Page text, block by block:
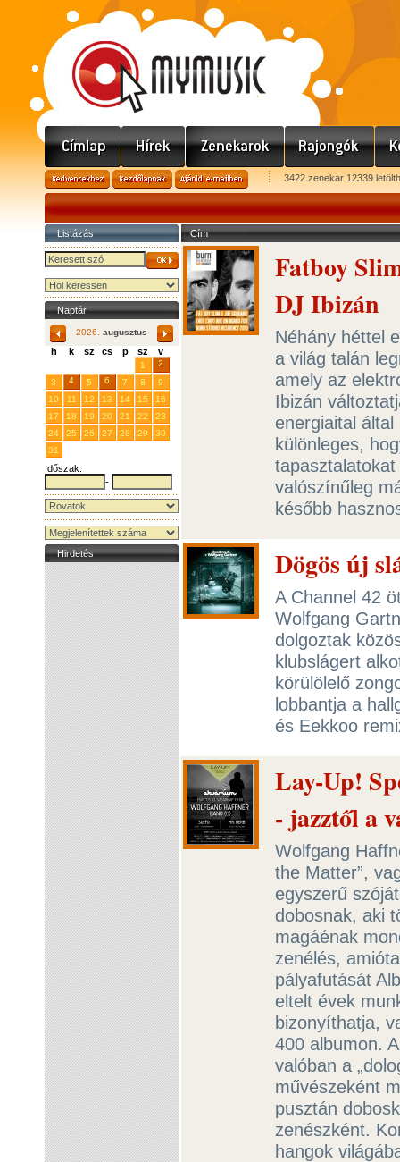
3422 zenekar 12339
Listázás
Naptár
2026. augusztus
h k sz cs p sz v
1
2
3
4 5 6 7 8
9
10
11 12 13 14 15
16
17
18 19 20 21 22
23
24
25 26 27 28 29
30
31
Időszak:
-
Hirdetés
Cím
Fatboy
DJ Ibizán
Néhány héttel
a világ talán
amely az
Ibizán
energiaital
különleges,
valószínűleg
később
Dögös új
A Channel 42
Wolfgang
dolgoztak
klubslágert
körülölelő
lobbantja a
és Eekkoo
Lay-Up!
- jazztől a
Wolfgang
the Matter”,
egyszerű
dobosnak, aki
magáénak
zenélés,
pályafutását
eltelt évek
bizonyíthatja,
400 albumon.
valóban a
művészeként
pusztán
zenészként.
hangok